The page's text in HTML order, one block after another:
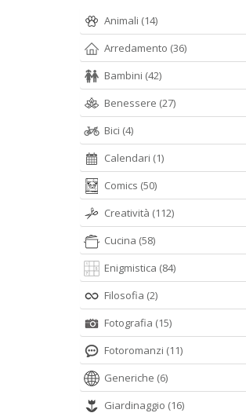
Animali (14)
Arredamento (36)
Bambini (42)
Benessere (27)
Bici (4)
Calendari (1)
Comics (50)
Creatività (112)
Cucina (58)
Enigmistica (84)
Filosofia (2)
Fotografia (15)
Fotoromanzi (11)
Generiche (6)
Giardinaggio (16)